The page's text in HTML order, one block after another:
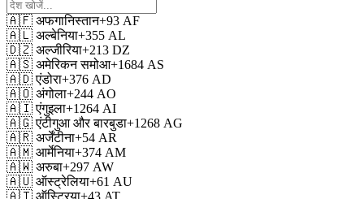
🇦🇫 अफगानिस्तान+93 AF
🇦🇱 अल्बेनिया+355 AL
🇩🇿 अल्जीरिया+213 DZ
🇦🇸 अमेरिकन समोआ+1684 AS
🇦🇩 एंडोरा+376 AD
🇦🇴 अंगोला+244 AO
🇦🇮 एंगुइला+1264 AI
🇦🇬 एंटीगुआ और बारबुडा+1268 AG
🇦🇷 अर्जेंटीना+54 AR
🇦🇲 आर्मेनिया+374 AM
🇦🇼 अरुबा+297 AW
🇦🇺 ऑस्ट्रेलिया+61 AU